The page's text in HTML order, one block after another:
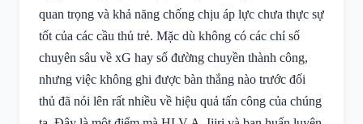
quan trọng và khả năng chống chịu áp lực chưa thực sự
tốt của các cầu thủ trẻ. Mặc dù không có các chỉ số
chuyên sâu về xG hay số đường chuyền thành công,
nhưng việc không ghi được bàn thắng nào trước đối
thủ đã nói lên rất nhiều về hiệu quả tấn công của chúng